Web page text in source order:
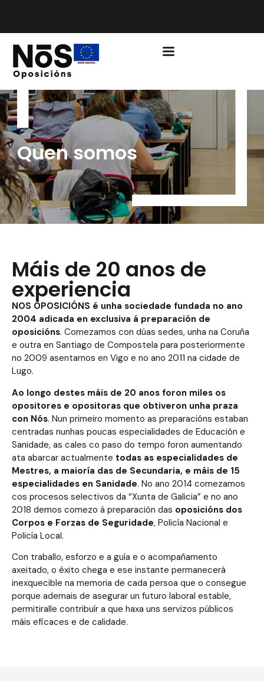
Quen somos
Máis de 20 anos de
experiencia
NOS OPOSICIÓNS é unha sociedade fundada no ano
2004 adicada en exclusiva á preparación de
oposicións. Comezamos con dúas sedes, unha na Coruña
e outra en Santiago de Compostela para posteriormente
no 2009 asentarnos en Vigo e no ano 2011 na cidade de
Lugo.
Ao longo destes máis de 20 anos foron miles os
opositores e opositoras que obtiveron unha praza
con Nós. Nun primeiro momento as preparacións estaban
centradas nunhas poucas especialidades de Educación e
Sanidade, as cales co paso do tempo foron aumentando
ata abarcar actualmente todas as especialidades de
Mestres, a maioría das de Secundaria, e máis de 15
especialidades en Sanidade. No ano 2014 comezamos
cos procesos selectivos da “Xunta de Galicia” e no ano
2018 demos comezo á preparación das oposicións dos
Corpos e Forzas de Seguridade, Policía Nacional e
Policía Local.
Con traballo, esforzo e a guía e o acompañamento
axeitado, o éxito chega e ese instante permanecerá
inexquecible na memoria de cada persoa que o consegue
porque ademais de asegurar un futuro laboral estable,
permitiralle contribuír a que haxa uns servizos públicos
máis eficaces e de calidade.